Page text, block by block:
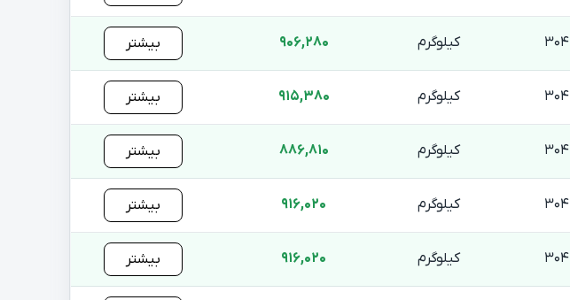
304 کیلوگرم 906,280 بیشتر
304 کیلوگرم 915,380 بیشتر
304 کیلوگرم 886,810 بیشتر
304 کیلوگرم 916,020 بیشتر
304 کیلوگرم 916,020 بیشتر